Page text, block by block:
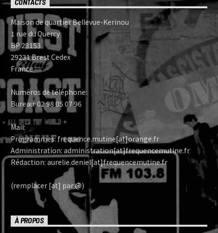
CONTACTS
Maison de quartier Bellevue-Kerinou
1 rue du Quercy
BP 23153
29231 Brest Cedex
France
Numéros de téléphone:
Bureau: 02 98 05 07 96
Mail:
Programmes: frequence.mutine[at]orange.fr
Administration: administration[at]frequencemutine.fr
Rédaction: aurelie.deniel[at]frequencemutine.fr
(remplacer [at] par @)
À PROPOS